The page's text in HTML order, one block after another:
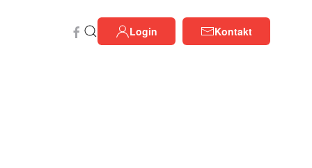
Login Kontakt